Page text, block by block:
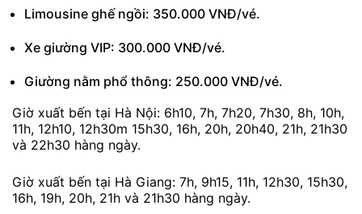
Limousine ghế ngồi: 350.000 VNĐ/vé.
Xe giường VIP: 300.000 VNĐ/vé.
Giường nằm phổ thông: 250.000 VNĐ/vé.
Giờ xuất bến tại Hà Nội: 6h10, 7h, 7h20, 7h30, 8h, 10h,
11h, 12h10, 12h30m 15h30, 16h, 20h, 20h40, 21h, 21h30
và 22h30 hàng ngày.
Giờ xuất bến tại Hà Giang: 7h, 9h15, 11h, 12h30, 15h30,
16h, 19h, 20h, 21h và 21h30 hàng ngày.